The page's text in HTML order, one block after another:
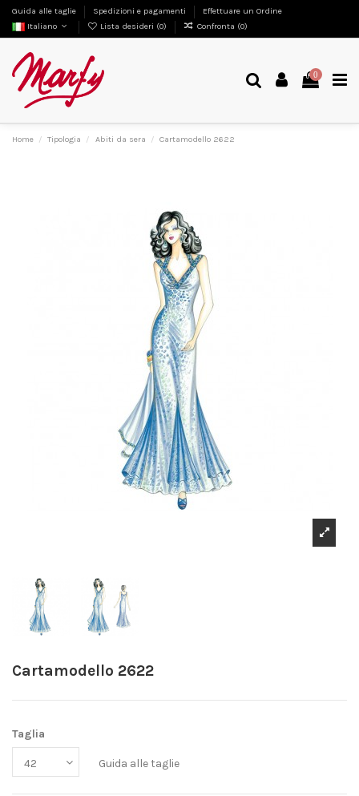
Guida alle taglie Spedizioni e pagamenti
Effettuare un Ordine
Italiano
Lista desideri (0) Confronta (0)
0
Home Tipologia Abiti da sera Cartamodello 2622
Cartamodello 2622
Taglia
Guida alle taglie